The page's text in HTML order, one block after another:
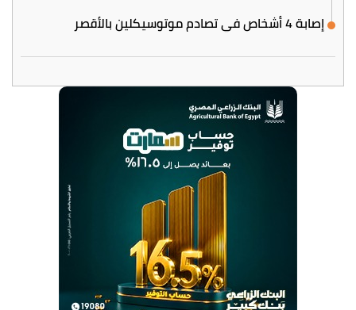
إصابة 4 أشخاص في تصادم موتوسيكلين بالأقصر